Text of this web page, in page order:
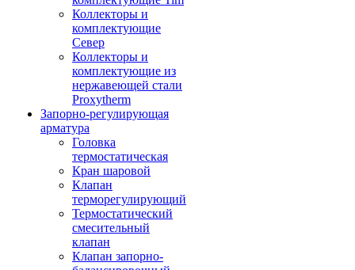
Коллекторы и
комплектующие
Север
Коллекторы и
комплектующие из
нержавеющей стали
Proxytherm
Запорно-регулирующая
арматура
Головка
термостатическая
Кран шаровой
Клапан
терморегулирующий
Термостатический
смесительный
клапан
Клапан запорно-